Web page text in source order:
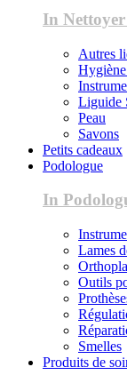
In
Autres
Liguide
Peau
Savons
Petits cadeaux
Podologue
In
Lames
Outils
Smelles
Produits de